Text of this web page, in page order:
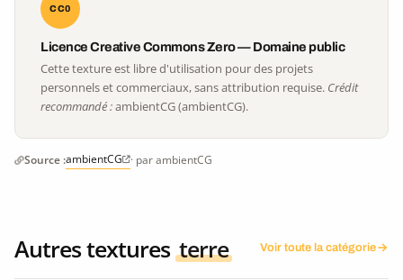
CC0
Licence Creative Commons Zero — Domaine public
Cette texture est libre d'utilisation pour des projets
personnels et commerciaux, sans attribution requise. Crédit
recommandé :ambientCG (ambientCG).
Source :ambientCG · par ambientCG
Autres textures terre Voir toute la catégorie